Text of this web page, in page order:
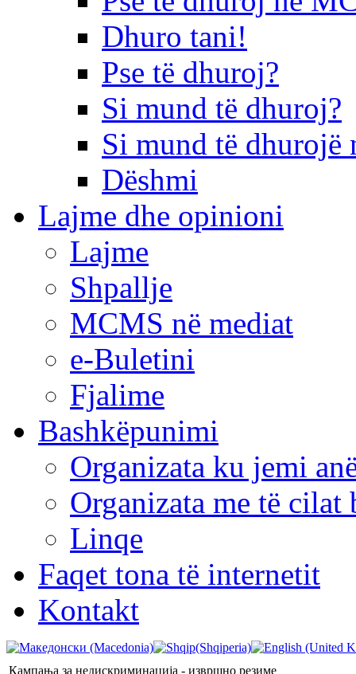
Dhuro tani!
Pse të dhuroj?
Si mund të dhuroj?
Si mund të dhurojë
Dëshmi
Lajme dhe opinioni
Lajme
Shpallje
MCMS në mediat
e-Buletini
Fjalime
Bashkëpunimi
Organizata ku jemi
Organizata me të cilat
Linqe
Faqet tona të internetit
Kontakt
Кампања за недискриминација - извршно резиме